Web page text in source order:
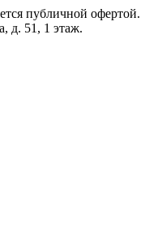
публичной офертой.
д. 51, 1 этаж.